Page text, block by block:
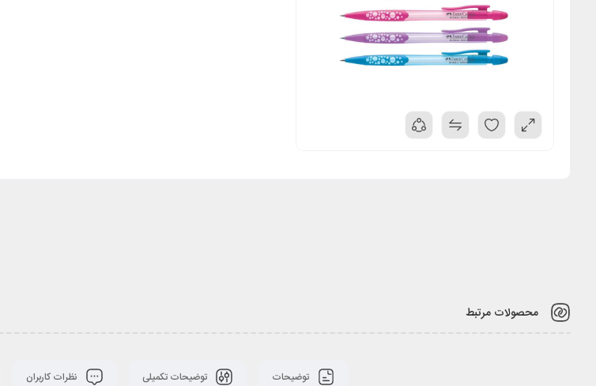
محصولات مرتبط
توضیحات توضیحات تکمیلی نظرات کاربران